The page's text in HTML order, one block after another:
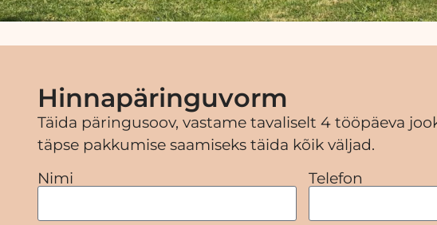
Hinnapäringuvorm
Täida päringusoov, vastame tavaliselt 4 tööpäeva
täpse pakkumise saamiseks täida kõik väljad.
Nimi
Telefon